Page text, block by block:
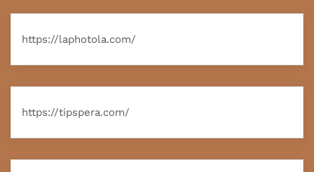
https://laphotola.com/
https://tipspera.com/